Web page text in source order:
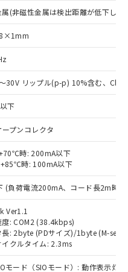
(非磁性金属は検出距離が低下しま
30V リップル(p-p) 10%含む、
下
プンコレクタ
時: 200mA以下
時: 100mA以下
(負荷電流200mA、コード長2m時)
Ver1.1
度: COM2 (38.4kbps)
長: 2byte (PDサイズ)/1byte (M-
イクルタイム: 2.3ms
モード（SIOモード）: 動作表示灯(